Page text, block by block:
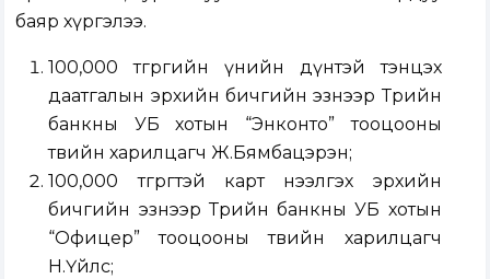
баяр хүргэлээ.
100,000 төгрөгийн үнийн дүнтэй тэнцэх
даатгалын эрхийн бичгийн эзнээр Төрийн
банкны УБ хотын “Энконто” тооцооны
төвийн харилцагч Ж.Бямбацэрэн;
100,000 төгрөгтэй карт нээлгэх эрхийн
бичгийн эзнээр Төрийн банкны УБ хотын
“Офицер” тооцооны төвийн харилцагч
Н.Үйлс;